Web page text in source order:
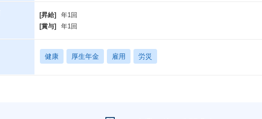
[昇給]
年1回
[賞与]
年1回
健康 厚生年金 雇用 労災